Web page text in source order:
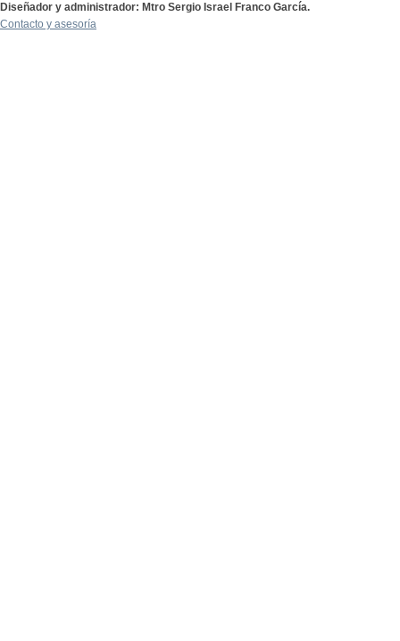
Diseñador y administrador: Mtro Sergio Israel Franco García.
Contacto y asesoría